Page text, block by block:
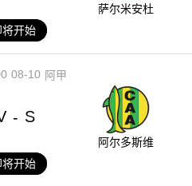
萨尔米安杜
将开始
08-10 阿甲
- S
阿尔多斯维
将开始